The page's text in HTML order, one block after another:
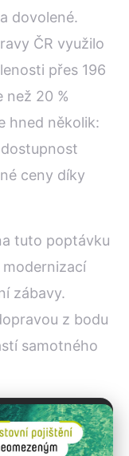
dovolené.
ČR využilo
přes 196
než 20 %
hned několik:
ceny díky
tuto poptávku
zábavy.
z bodu
samotného